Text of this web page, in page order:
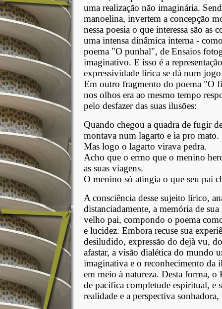
uma realização não imaginária.
manoelina, invertem a concepção
nessa poesia o que interessa são as
uma intensa dinâmica interna -
poema "O punhal", de Ensaios
imaginativo. E isso é a
expressividade lírica se dá num
Em outro fragmento do poema "O
nos olhos era ao mesmo tempo
pelo desfazer das suas ilusões:
Quando chegou a quadra de fugir
montava num lagarto e ia pro mato.
Mas logo o lagarto virava pedra.
Acho que o ermo que o menino
as suas viagens.
O menino só atingia o que seu pai
A consciência desse sujeito lírico,
distanciadamente, a memória de
velho pai, compondo o poema
e lucidez. Embora recuse sua
desiludido, expressão do dejà vu,
afastar, a visão dialética do mundo
imaginativa e o reconhecimento da
em meio à natureza. Desta forma, o
de pacífica completude espiritual, e
realidade e a perspectiva